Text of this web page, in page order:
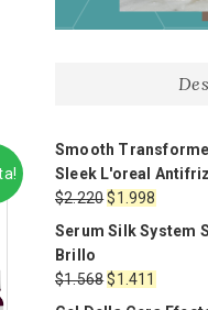
Smooth
Sleek L'oreal
$2.220El
precio
original
era:
$2.220.
$1.998
es:
$1.998.
Serum Silk System
Brillo
$1.568El
precio
$1.411
precio